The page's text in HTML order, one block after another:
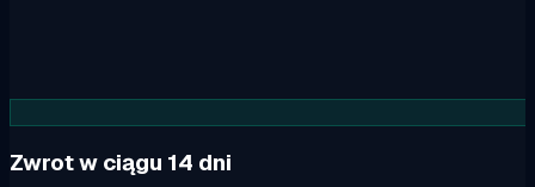
Zwrot w ciągu 14 dni